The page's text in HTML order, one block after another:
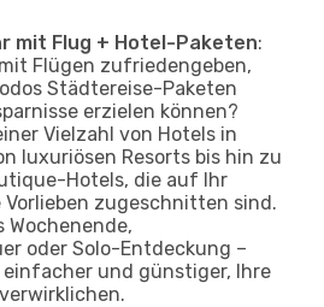
mit Flug + Hotel-Paketen:
Flügen zufriedengeben,
Städtereise-Paketen
erzielen können?
Vielzahl von Hotels in
luxuriösen Resorts bis hin zu
Hotels, die auf Ihr
zugeschnitten sind.
Wochenende,
oder Solo-Entdeckung –
einfacher und günstiger, Ihre